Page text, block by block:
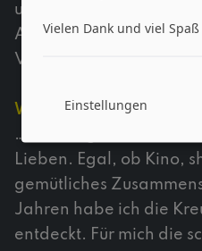
und das Kennenlernen
Auszubildenden und
Vertriebsgebieten.
Wenn ich nicht arbeite:
… verbringe ich meine
Lieben. Egal, ob Kino,
gemütliches
Jahren habe ich die
entdeckt. Für mich die
Vielen Dank und viel
Einstellungen